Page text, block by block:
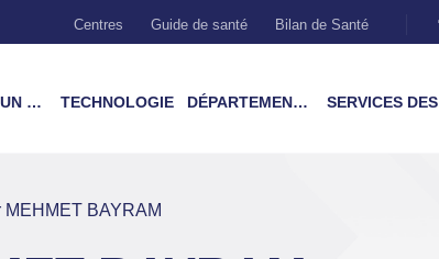
Centres Guide de santé Bilan de Santé
TECHNOLOGIE DÉPARTEMENTS & TRAITEMENTS SERVICES DES PATIENTS
MEHMET BAYRAM